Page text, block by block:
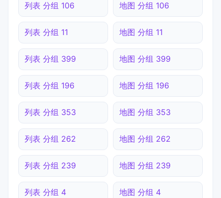
列表 分组 106 地图 分组 106
列表 分组 11 地图 分组 11
列表 分组 399 地图 分组 399
列表 分组 196 地图 分组 196
列表 分组 353 地图 分组 353
列表 分组 262 地图 分组 262
列表 分组 239 地图 分组 239
列表 分组 4 地图 分组 4